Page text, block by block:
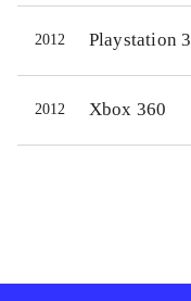
2012 Playstation 3
2012 Xbox 360